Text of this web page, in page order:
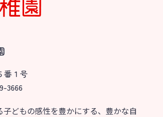
番１号
3666
どもの感性を豊かにする、豊かな自